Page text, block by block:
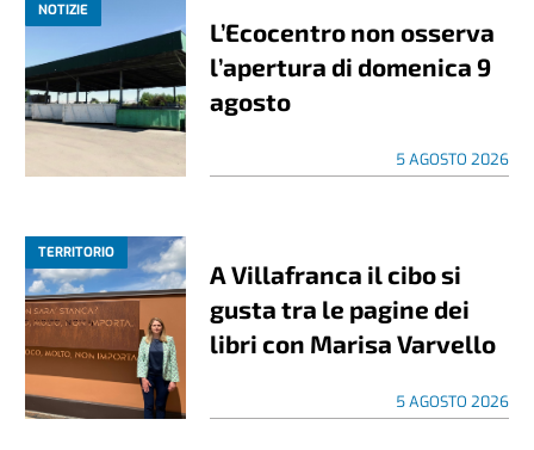
NOTIZIE
L’Ecocentro non osserva
l’apertura di domenica 9
agosto
5 AGOSTO 2026
TERRITORIO
A Villafranca il cibo si
gusta tra le pagine dei
libri con Marisa Varvello
5 AGOSTO 2026